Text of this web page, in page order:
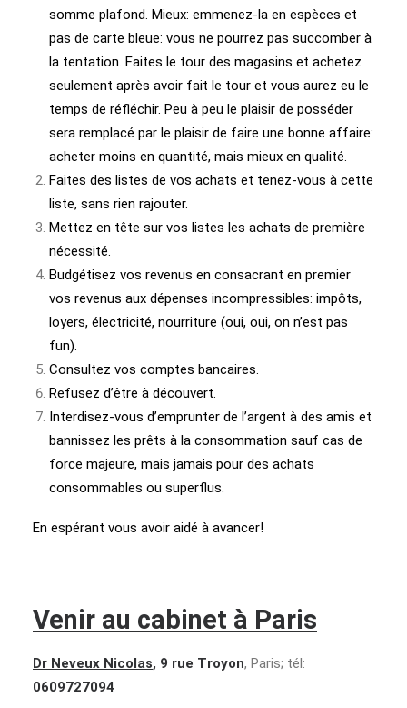
somme plafond. Mieux: emmenez-la en espèces et
pas de carte bleue: vous ne pourrez pas succomber à
la tentation. Faites le tour des magasins et achetez
seulement après avoir fait le tour et vous aurez eu le
temps de réfléchir. Peu à peu le plaisir de posséder
sera remplacé par le plaisir de faire une bonne affaire:
acheter moins en quantité, mais mieux en qualité.
Faites des listes de vos achats et tenez-vous à cette
liste, sans rien rajouter.
Mettez en tête sur vos listes les achats de première
nécessité.
Budgétisez vos revenus en consacrant en premier
vos revenus aux dépenses incompressibles: impôts,
loyers, électricité, nourriture (oui, oui, on n’est pas
fun).
Consultez vos comptes bancaires.
Refusez d’être à découvert.
Interdisez-vous d’emprunter de l’argent à des amis et
bannissez les prêts à la consommation sauf cas de
force majeure, mais jamais pour des achats
consommables ou superflus.
En espérant vous avoir aidé à avancer!
Venir au cabinet à Paris
Dr Neveux Nicolas, 9 rue Troyon, Paris; tél:
0609727094